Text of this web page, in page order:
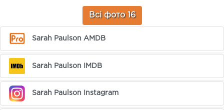
Всі фото 16
Sarah Paulson AMDB
Sarah Paulson IMDB
Sarah Paulson Instagram